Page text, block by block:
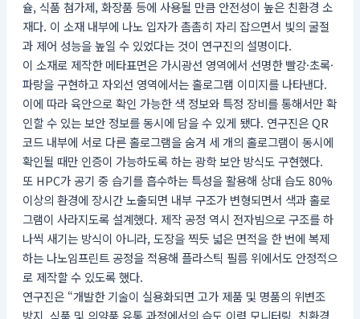
슐, 식품 첨가제, 화장품 등에 사용될 만큼 안전성이 높은 친환경 소
재다. 이 소재 내부에 나노 입자가 촘촘히 자리 잡으면서 빛의 굴절
과 제어 성능을 높일 수 있었다는 것이 연구진의 설명이다.
이 소재로 제작한 메타표면은 가시광선 영역에서 선명한 빨강·초록·
파랑을 구현하고 자외선 영역에서는 홀로그램 이미지를 나타낸다.
이에 따라 육안으로 확인 가능한 색 정보와 특정 장비를 통해서만 확
인할 수 있는 보안 정보를 동시에 담을 수 있게 됐다. 연구진은 QR
코드 내부에 서로 다른 홀로그램을 숨겨 세 개의 홀로그램이 동시에
확인될 때만 인증이 가능하도록 하는 광학 보안 방식도 구현했다.
또 HPC가 공기 중 습기를 흡수하는 특성을 활용해 상대 습도 80%
이상의 환경에 장시간 노출되면 내부 구조가 변형되면서 색과 홀로
그램이 사라지도록 설계했다. 제작 공정 역시 전자빔으로 구조를 하
나씩 새기는 방식이 아니라, 도장을 찍듯 넓은 면적을 한 번에 복제
하는 나노임프린트 공정을 적용해 플라스틱 필름 위에서도 안정적으
로 제작할 수 있도록 했다.
연구진은 “개발한 기술이 실용화되면 고가 제품 및 명품의 위변조
방지, 식품 및 의약품 유통 과정에서의 습도 이력 모니터링, 친환경